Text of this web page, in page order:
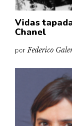
Vidas
Chanel
porFederico